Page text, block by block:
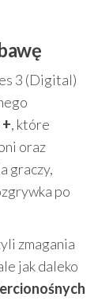
3 (Digital)
, które
oraz
graczy,
po
zmagania
jak daleko